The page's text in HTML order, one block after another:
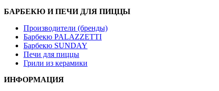
БАРБЕКЮ И ПЕЧИ ДЛЯ ПИЦЦЫ
Производители (бренды)
Барбекю PALAZZETTI
Барбекю SUNDAY
Печи для пиццы
Грили из керамики
ИНФОРМАЦИЯ